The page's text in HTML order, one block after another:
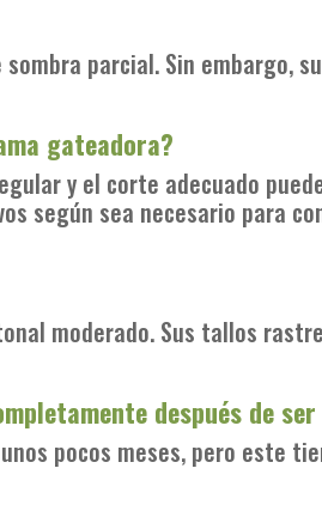
parcial. Sin embargo,
gateadora?
y el corte adecuado
según sea necesario para
moderado. Sus tallos
después de
pocos meses, pero este